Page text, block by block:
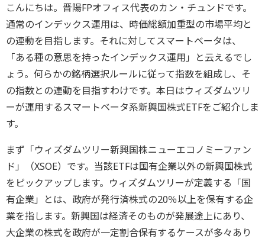
こんにちは。晋陽FPオフィス代表のカン・チュンドです。
通常のインデックス運用は、時価総額加重型の市場平均と
の連動を目指します。それに対してスマートベータは、
「ある種の意思を持ったインデックス運用」と云えるでし
ょう。何らかの銘柄選択ルールに従って指数を組成し、そ
の指数との連動を目指すわけです。本日はウィズダムツリ
ーが運用するスマートベータ系新興国株式ETFをご紹介しま
す。
まず「ウィズダムツリー新興国株ニューエコノミーファン
ド」（XSOE）です。当該ETFは国有企業以外の新興国株式
をピックアップします。ウィズダムツリーが定義する「国
有企業」とは、政府が発行済株式の20％以上を保有する企
業を指します。新興国は経済そのものが発展途上にあり、
大企業の株式を政府が一定割合保有するケースが多々あり